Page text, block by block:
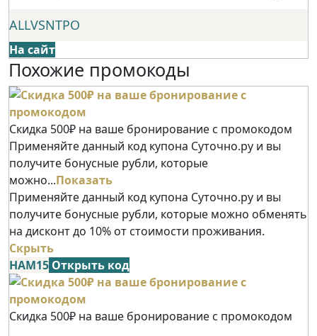
ALLVSNTPO
На сайт
Похожие промокоды
Скидка 500₽ на ваше бронирование с промокодом
Применяйте данный код купона Суточно.ру и вы
получите бонусные рубли, которые
можно...Показать
Применяйте данный код купона Суточно.ру и вы
получите бонусные рубли, которые можно обменять
на дисконт до 10% от стоимости проживания.
Скрыть
НАМ15 Открыть код
Скидка 500₽ на ваше бронирование с промокодом